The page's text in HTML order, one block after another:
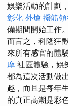
娛樂活動的計劃
彰化 外燴 撥筋
備期間開始工作。
而言之，科隆狂
來所有感官的體
摩 社區體驗，娛
都為這次活動做
趣，而且是每年
的真正高潮是彩